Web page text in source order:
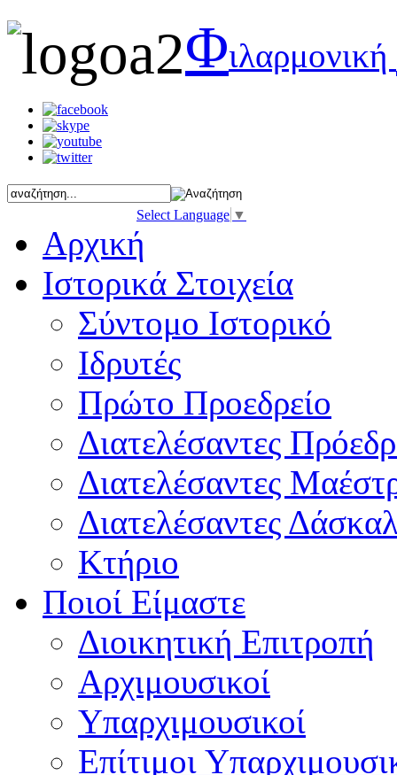
Φιλαρμονική
Select Language ▼
Αρχική
Ιστορικά Στοιχεία
Σύντομο Ιστορικό
Ιδρυτές
Πρώτο Προεδρείο
Διατελέσαντες
Διατελέσαντες
Διατελέσαντες
Κτήριο
Ποιοί Είμαστε
Διοικητική Επιτροπή
Aρχιμουσικοί
Υπαρχιμουσικοί
Επίτιμοι